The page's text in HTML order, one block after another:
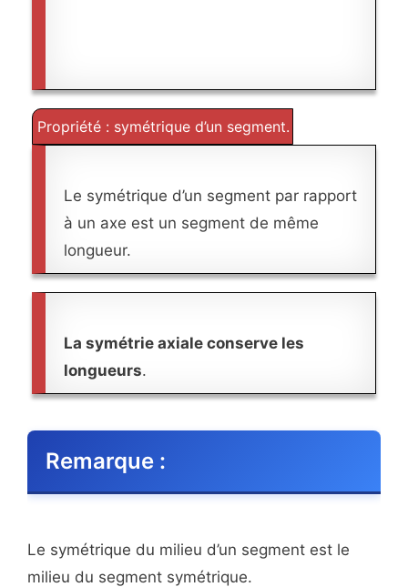
Propriété : symétrique d’un segment.
Le symétrique d’un segment par rapport
à un axe est un segment de même
longueur.
La symétrie axiale conserve les
longueurs.
Remarque :
Le symétrique du milieu d’un segment est le
milieu du segment symétrique.